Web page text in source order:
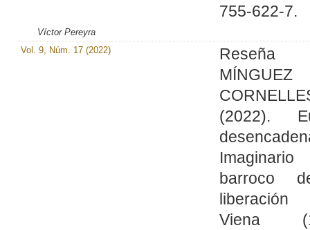
755-622-7.
Víctor Pereyra
Vol. 9, Núm. 17 (2022)
MÍNGUEZ
(2022).
Imaginario
barroco
Viena